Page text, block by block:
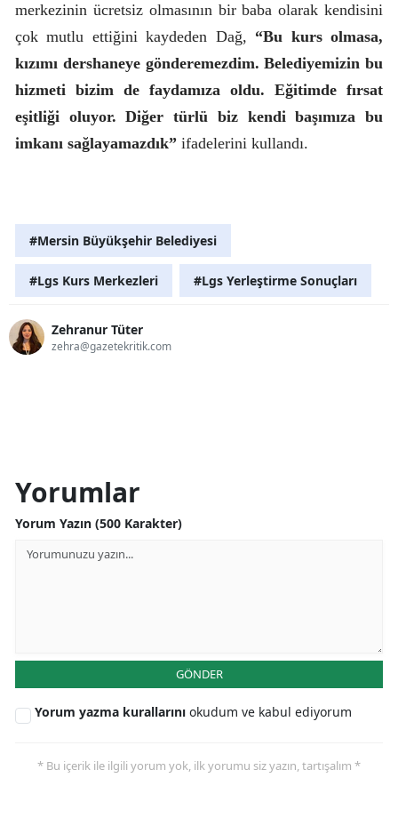
merkezinin ücretsiz olmasının bir baba olarak kendisini
çok mutlu ettiğini kaydeden Dağ, “Bu kurs olmasa,
kızımı dershaneye gönderemezdim. Belediyemizin bu
hizmeti bizim de faydamıza oldu. Eğitimde fırsat
eşitliği oluyor. Diğer türlü biz kendi başımıza bu
imkanı sağlayamazdık” ifadelerini kullandı.
#Mersin Büyükşehir Belediyesi
#Lgs Kurs Merkezleri #Lgs Yerleştirme Sonuçları
Zehranur Tüter
zehra@gazetekritik.com
Yorumlar
Yorum Yazın (500 Karakter)
GÖNDER
Yorum yazma kurallarını okudum ve kabul ediyorum
* Bu içerik ile ilgili yorum yok, ilk yorumu siz yazın, tartışalım *